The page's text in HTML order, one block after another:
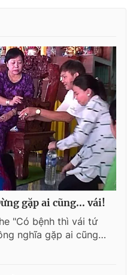
gặp ai cũng... vái!
"Có bệnh thì vái tứ
nghĩa gặp ai cũng…